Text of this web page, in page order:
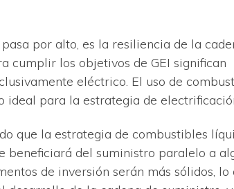
por alto, es la resiliencia de la
cumplir los objetivos de GEI significan
eléctrico. El uso de
ideal para la estrategia de
que la estrategia de combustibles
beneficiará del suministro paralelo a
de inversión serán más sólidos, lo